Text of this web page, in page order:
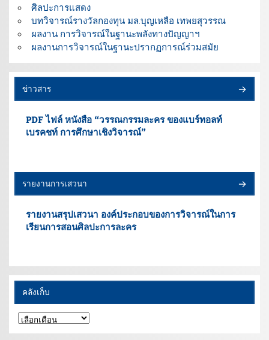
ศิลปะการแสดง
บทวิจารณ์รางวัลกองทุน มล.บุญเหลือ เทพยสุวรรณ
ผลงาน การวิจารณ์ในฐานะพลังทางปัญญาฯ
ผลงานการวิจารณ์ในฐานะปรากฏการณ์ร่วมสมัย
ข่าวสาร
PDF ไฟล์ หนังสือ “วรรณกรรมละคร ของแบร์ทอลท์
เบรคชท์ การศึกษาเชิงวิจารณ์”
รายงานการเสวนา
รายงานสรุปเสวนา องค์ประกอบของการวิจารณ์ในการ
เรียนการสอนศิลปะการละคร
คลังเก็บ
คลัง
เก็บ